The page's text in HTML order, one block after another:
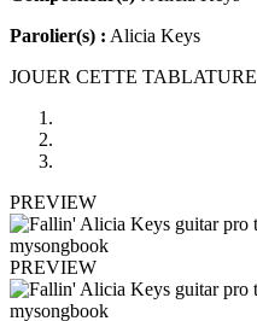
Parolier(s) : Alicia Keys
JOUER CETTE TABLATURE
PREVIEW
PREVIEW